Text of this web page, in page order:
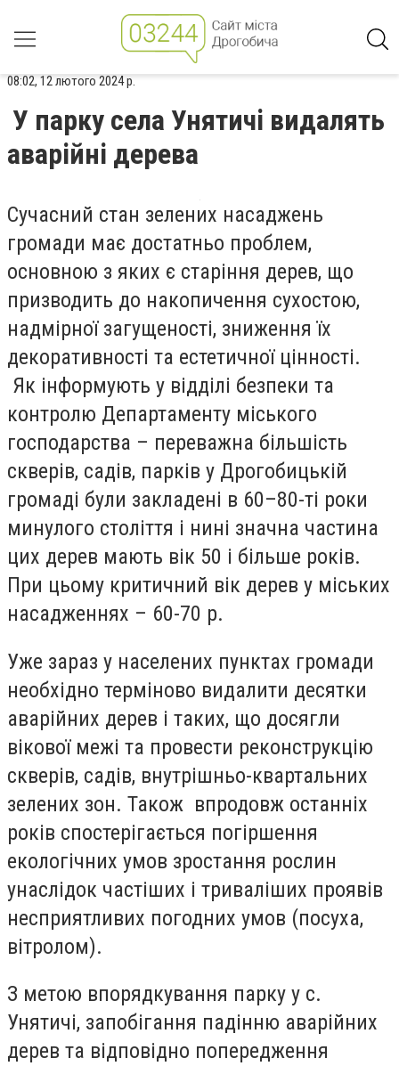
08:02, 12 лютого 2024 р.
У парку села Унятичі видалять
аварійні дерева
Сучасний стан зелених насаджень
громади має достатньо проблем,
основною з яких є старіння дерев, що
призводить до накопичення сухостою,
надмірної загущеності, зниження їх
декоративності та естетичної цінності.
Як інформують у відділі безпеки та
контролю Департаменту міського
господарства – переважна більшість
скверів, садів, парків у Дрогобицькій
громаді були закладені в 60–80-ті роки
минулого століття і нині значна частина
цих дерев мають вік 50 і більше років.
При цьому критичний вік дерев у міських
насадженнях – 60-70 р.
Уже зараз у населених пунктах громади
необхідно терміново видалити десятки
аварійних дерев і таких, що досягли
вікової межі та провести реконструкцію
скверів, садів, внутрішньо-квартальних
зелених зон. Також впродовж останніх
років спостерігається погіршення
екологічних умов зростання рослин
унаслідок частіших і триваліших проявів
несприятливих погодних умов (посуха,
вітролом).
З метою впорядкування парку у с.
Унятичі, запобігання падінню аварійних
дерев та відповідно попередження